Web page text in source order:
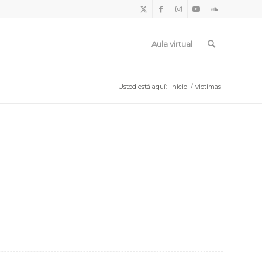
Aula virtual
Usted está aquí: Inicio / victimas